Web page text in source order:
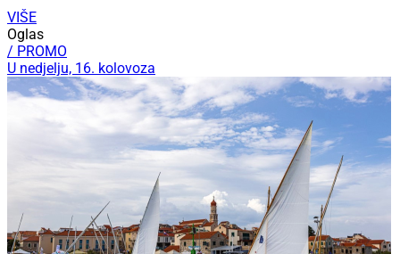
VIŠE
Oglas
/ PROMO
U nedjelju, 16. kolovoza